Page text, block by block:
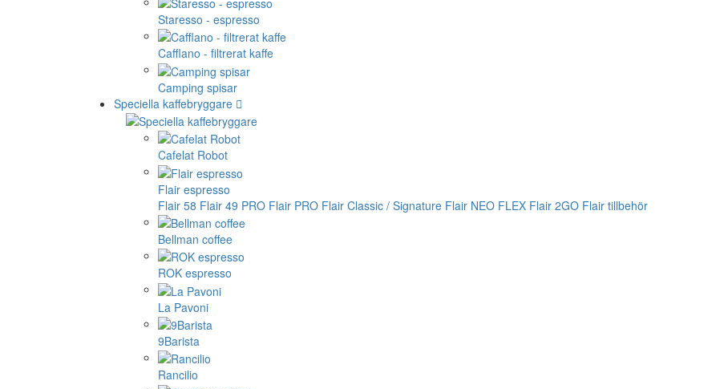
Staresso - espresso
Cafflano - filtrerat kaffe
Camping spisar
Speciella kaffebryggare
Cafelat Robot
Flair espresso
Flair 58 Flair 49 PRO Flair PRO Flair Classic / Signature Flair NEO FLEX Flair 2GO Flair tillbehör
Bellman coffee
ROK espresso
La Pavoni
9Barista
Rancilio